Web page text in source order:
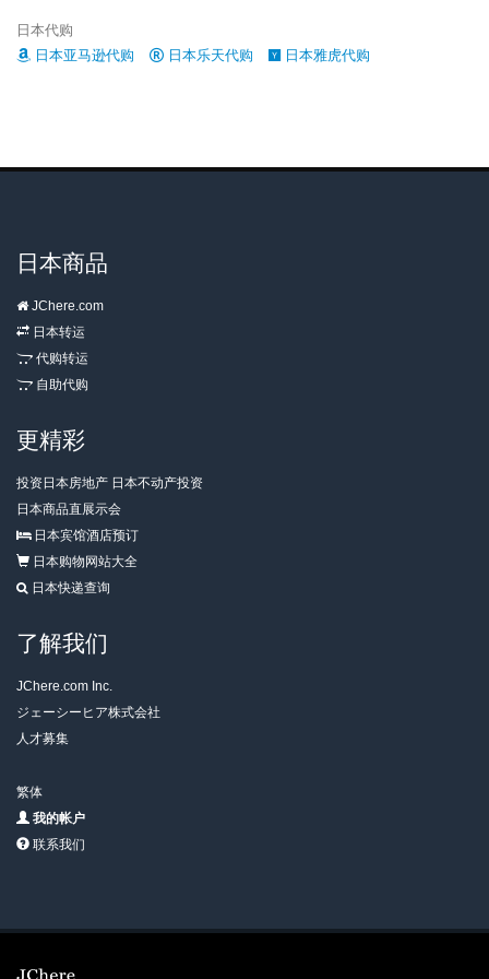
日本代购
日本亚马逊代购
日本乐天代购 日本雅虎代购
日本商品
JChere.com
日本转运
代购转运
自助代购
更精彩
投资日本房地产 日本不动产投资
日本商品直展示会
日本宾馆酒店预订
日本购物网站大全
日本快递查询
了解我们
JChere.com Inc.
ジェーシーヒア株式会社
人才募集
繁体
我的帐户
联系我们